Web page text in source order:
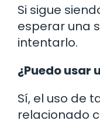
Si sigue
esperar una
intentarlo.
¿Puedo usar
Sí, el uso de
relacionado